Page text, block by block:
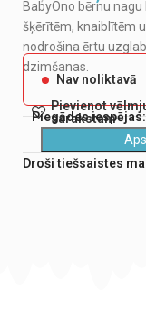
BabyOno bērnu
šķērītēm, knaiblītēm
nodrošina ērtu
dzimšanas.
Nav noliktavā
Pievienot
sarakstam
Piegādes iespējas:
Droši tiešsaistes